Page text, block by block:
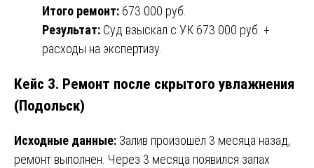
Итого ремонт: 673 000 руб.
Результат: Суд взыскал с УК 673 000 руб. +
расходы на экспертизу.
Кейс 3. Ремонт после скрытого увлажнения
(Подольск)
Исходные данные: Залив произошёл 3 месяца назад,
ремонт выполнен. Через 3 месяца появился запах